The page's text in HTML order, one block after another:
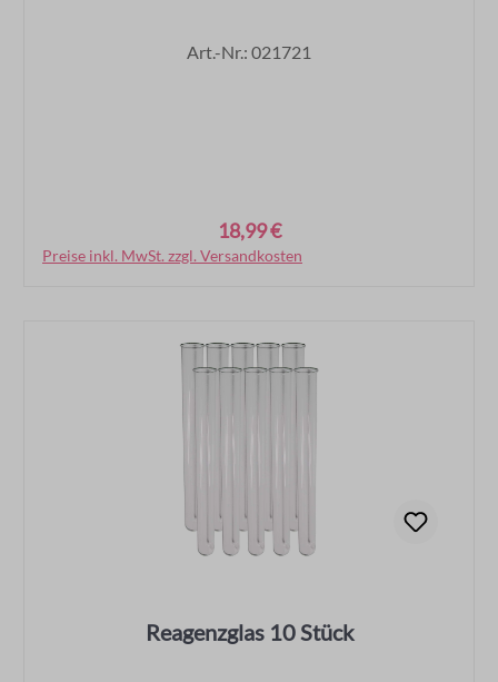
Art.-Nr.: 021721
18,99 €
Preise inkl. MwSt. zzgl. Versandkosten
In den Warenkorb
Reagenzglas 10 Stück